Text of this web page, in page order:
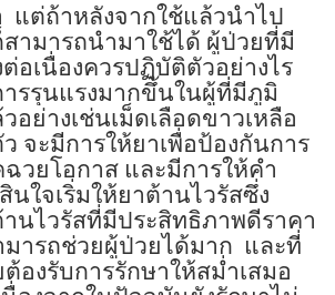
แต่ถ้าหลังจากใช้แล้วนำไป
สามารถนำมาใช้ได้ ผู้ป่วยที่มี
อเนื่องควรปฏิบัติตัวอย่างไร
ารรุนแรงมากขึ้นในผู้ที่มีภูมิ
ย่างเช่นเม็ดเลือดขาวเหลือ
จะมีการให้ยาเพื่อป้องกันการ
วยโอกาส และมีการให้คำ
ใจเริ่มให้ยาต้านไวรัสซึ่ง
นไวรัสที่มีประสิทธิภาพดีราคา
มารถช่วยผู้ป่วยได้มาก และที่
องรับการรักษาให้สม่ำเสมอ